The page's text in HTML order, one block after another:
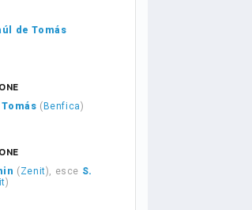
de Tomás
Tomás ( Benfica)
( Zenit), esce S.
)